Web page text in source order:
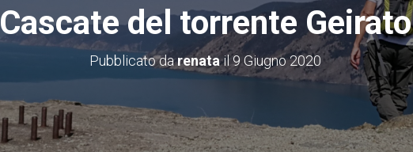
Cascate del torrente Geirato
Pubblicato darenatail9 Giugno 2020